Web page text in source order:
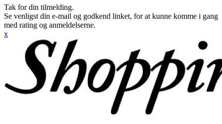
Tak for din tilmelding.
Se venligst din e-mail og godkend linket, for at kunne komme i gang
med rating og anmeldelserne.
x